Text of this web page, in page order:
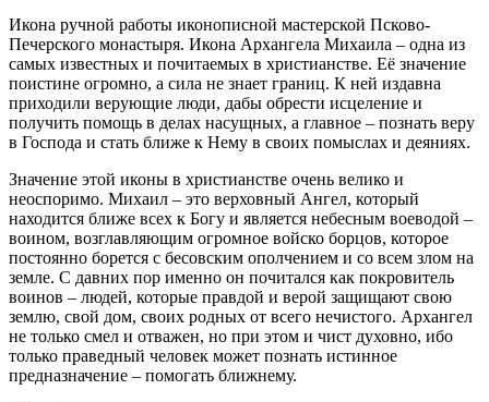
Икона ручной работы иконописной мастерской Псково-
Печерского монастыря. Икона Архангела Михаила – одна из
самых известных и почитаемых в христианстве. Её значение
поистине огромно, а сила не знает границ. К ней издавна
приходили верующие люди, дабы обрести исцеление и
получить помощь в делах насущных, а главное – познать веру
в Господа и стать ближе к Нему в своих помыслах и деяниях.
Значение этой иконы в христианстве очень велико и
неоспоримо. Михаил – это верховный Ангел, который
находится ближе всех к Богу и является небесным воеводой –
воином, возглавляющим огромное войско борцов, которое
постоянно борется с бесовским ополчением и со всем злом на
земле. С давних пор именно он почитался как покровитель
воинов – людей, которые правдой и верой защищают свою
землю, свой дом, своих родных от всего нечистого. Архангел
не только смел и отважен, но при этом и чист духовно, ибо
только праведный человек может познать истинное
предназначение – помогать ближнему.